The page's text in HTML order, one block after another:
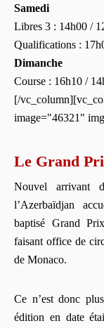
Samedi
Libres 3 : 14h00 /
Qualifications :
Dimanche
Course : 16h10 /
[/
image="46321"
Le Grand
Nouvel arrivant
l’Azerbaïdjan
baptisé Grand
faisant office de
de Monaco.
Ce n’est donc
édition en date